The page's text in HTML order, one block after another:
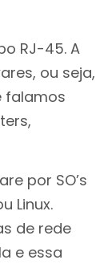
RJ-45. A
ou seja,
falamos
por SO’s
Linux.
de rede
e essa